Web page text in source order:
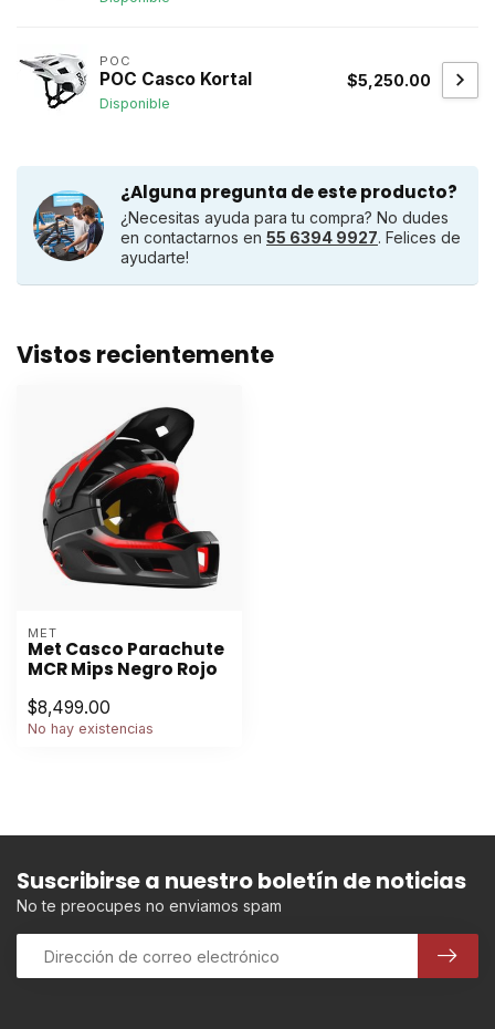
POC
POC Casco Kortal
Disponible
$5,250.00
¿Alguna pregunta de este producto?
¿Necesitas ayuda para tu compra? No dudes
en contactarnos en 55 6394 9927. Felices de
ayudarte!
Vistos recientemente
MET
Met Casco Parachute
MCR Mips Negro Rojo
$8,499.00
No hay existencias
Suscribirse a nuestro boletín de noticias
No te preocupes no enviamos spam